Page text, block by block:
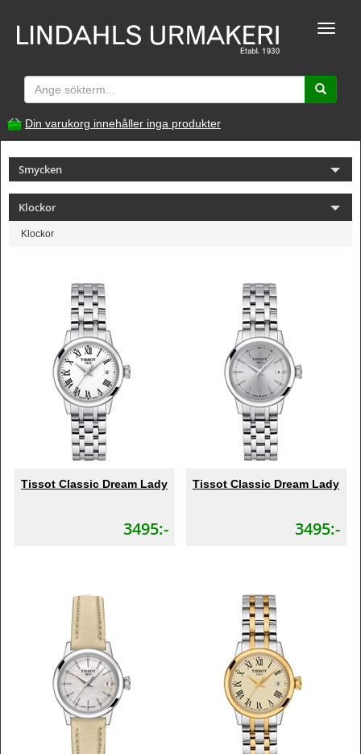
Toggle
Din varukorg innehåller inga produkter
Smycken
Klockor
Klockor
Tissot Classic Dream Lady
3495:-
Tissot Classic Dream Lady
3495:-